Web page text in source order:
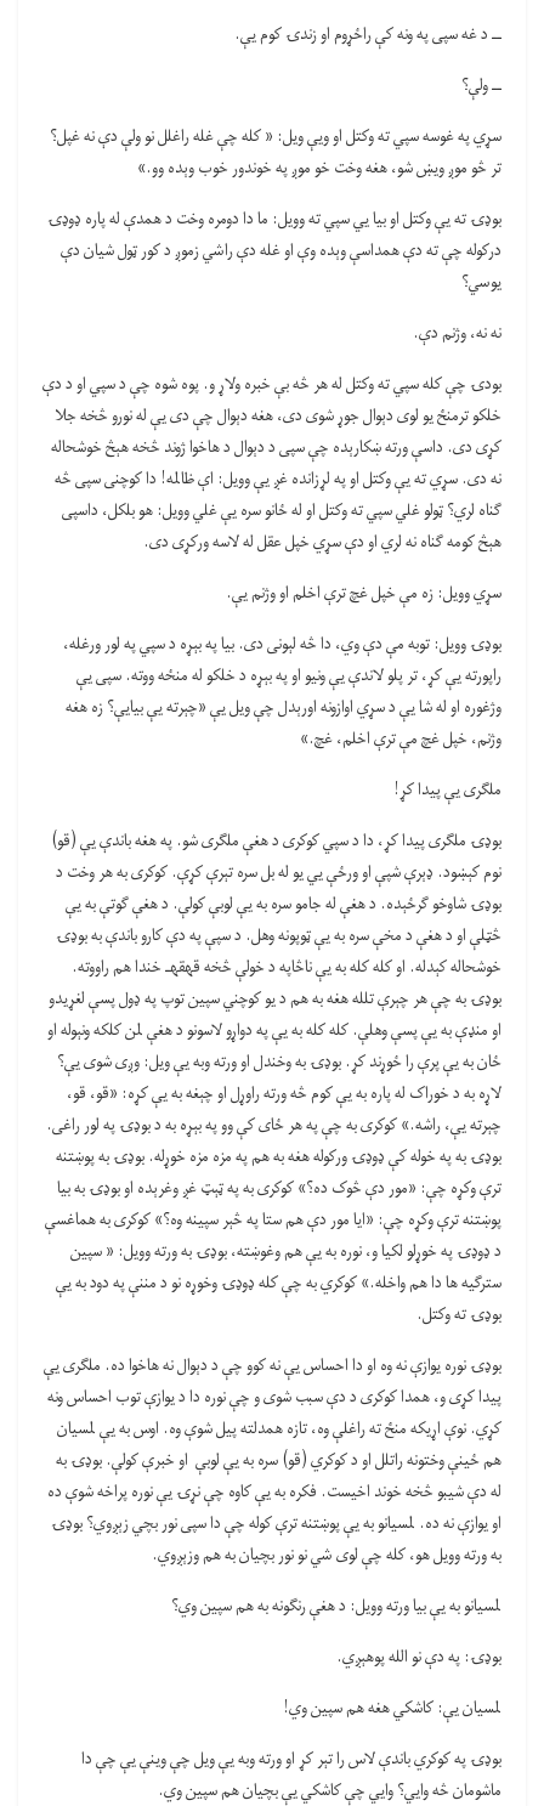
ــ د غه سپی په ونه کې راځړوم او زندۍ کوم یې.
ــ ولې؟
سړي په غوسه سپي ته وکتل او ویې ویل: « کله چې غله راغلل نو ولې دې نه غپل؟
تر څو موږ ویښ شو، هغه وخت خو موږ په خوندور خوب وېده وو.»
بوډۍ ته یې وکتل او بیا یي سپي ته وویل: ما دا دومره وخت د همدې له پاره ډوډۍ
درکوله چې ته دې همداسې وېده وې او غله دې راشي زموږ د کور ټول شیان دې
یوسي؟
نه نه، وژنم دې.
بودۍ چې کله سپي ته وکتل له هر څه بې خبره ولاړ و. پوه شوه چې د سپي او د دې
خلکو ترمنځ یو لوی دېوال جوړ شوی دی، هغه دېوال چې دی یې له نورو څخه جلا
کړی دی. داسې ورته ښکارېده چې سپی د دېوال د هاخوا ژوند څخه هېڅ خوشحاله
نه دی. سړي ته یې وکتل او په لړزانده غږ یې وویل: اې ظالمه! دا کوچنی سپی څه
ګناه لري؟ ټولو غلي سپي ته وکتل او له ځانو سره یې غلي وویل: هو بلکل، داسپی
هېڅ کومه ګناه نه لري او دې سړي خپل عقل له لاسه ورکړی دی.
سړي وویل: زه مې خپل غچ ترې اخلم او وژنم یې.
بوډۍ وویل: توبه مې دې وي، دا څه لېونی دی. بیا په بېړه د سپي په لور ورغله،
راپورته یې کړ، تر پلو لاندې یې ونیو او په بېړه د خلکو له منځه ووته. سپی یې
وژغوره او له شا یې د سړي اوازونه اورېدل چې ویل یې «چېرته یې بیایې؟ زه هغه
وژنم، خپل غچ مې ترې اخلم، غچ.»
ملګری یې پیدا کړ!
بوډۍ ملګری پیدا کړ، دا د سپي کوکری د هغې ملګری شو. په هغه باندې یې (قو)
نوم کېښود. ډېرې شپې او ورځې یي یو له بل سره تېرې کړې. کوکری به هر وخت د
بوډۍ شاوخو ګرځېده. د هغې له جامو سره به یې لوبې کولې. د هغې ګوتې به یې
څټلې او د هغې د مخې سره به یې ټوپونه وهل. د سپې په دې کارو باندې به بوډۍ
خوشحاله کېدله. او کله کله به یې ناڅاپه د خولې څخه قهقهـ خندا هم راووته.
بوډۍ به چې هر چېرې تلله هغه به هم د یو کوچني سپین توپ په ډول پسې لغړیدو
او منډې به یې پسې وهلې. کله کله به یې په دواړو لاسونو د هغې لمن کلکه ونېوله او
ځان به یې پرې را ځوړند کړ. بوډۍ به وخندل او ورته وبه یې ویل: وږی شوی یې؟
لاړه به د خوراک له پاره به یې کوم څه ورته راوړل او چېغه به یې کړه: «قو، قو،
چېرته یې، راشه.» کوکری به چې په هر ځای کې وو په بېړه به د بوډۍ په لور راغی.
بوډۍ به په خوله کې ډوډۍ ورکوله هغه به هم په مزه مزه خوړله. بوډۍ به پوښتنه
ترې وکړه چې: «مور دې څوک ده؟» کوکری به په ټېټ غږ وغرېده او بوډۍ به بیا
پوښتنه ترې وکړه چې: «ایا مور دې هم ستا په څېر سپینه وه؟» کوکری به هماغسې
د ډوډۍ په خوړلو لکیا و، نوره به یې هم وغوښته، بوډۍ به ورته وویل: « سپین
سترګیه ها دا هم واخله.» کوکري به چې کله ډوډۍ وخوړه نو د مننې په دود به یې
بوډۍ ته وکتل.
بوډۍ نوره یوازې نه وه او دا احساس یې نه کوو چې د دېوال نه هاخوا ده. ملګری یې
پیدا کړی و، همدا کوکری د دې سبب شوی و چې نوره دا د یوازې توب احساس ونه
کړي. نوې اړیکه منځ ته راغلې وه، تازه همدلته پیل شوې وه. اوس به یې لمسیان
هم ځينې وختونه راتلل او د کوکري (قو) سره به یې لوبې او خبرې کولې. بوډۍ به
له دې شیبو څخه خوند اخیست. فکره به یې کاوه چې نړۍ یې نوره پراخه شوې ده
او یوازې نه ده. لمسیانو به یې پوښتنه ترې کوله چې دا سپی نور بچي زېږوي؟ بوډۍ
به ورته وویل هو، کله چې لوی شي نو نور بچیان به هم وزېږوي.
لمسیانو به یې بیا ورته وویل: د هغې رنګونه به هم سپین وي؟
بوډۍ: په دې نو الله پوهېږي.
لمسیان یې: کاشکي هغه هم سپین وي!
بوډۍ په کوکري باندې لاس را تېر کړ او ورته وبه یې ویل چې وینې یې چې دا
ماشومان څه وایي؟ وایي چې کاشکي یې بچیان هم سپین وي.